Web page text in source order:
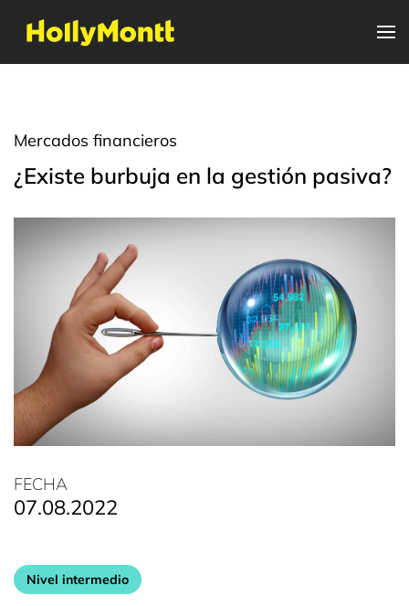
Mercados financieros
¿Existe burbuja en la gestión pasiva?
FECHA
07.08.2022
Nivel intermedio